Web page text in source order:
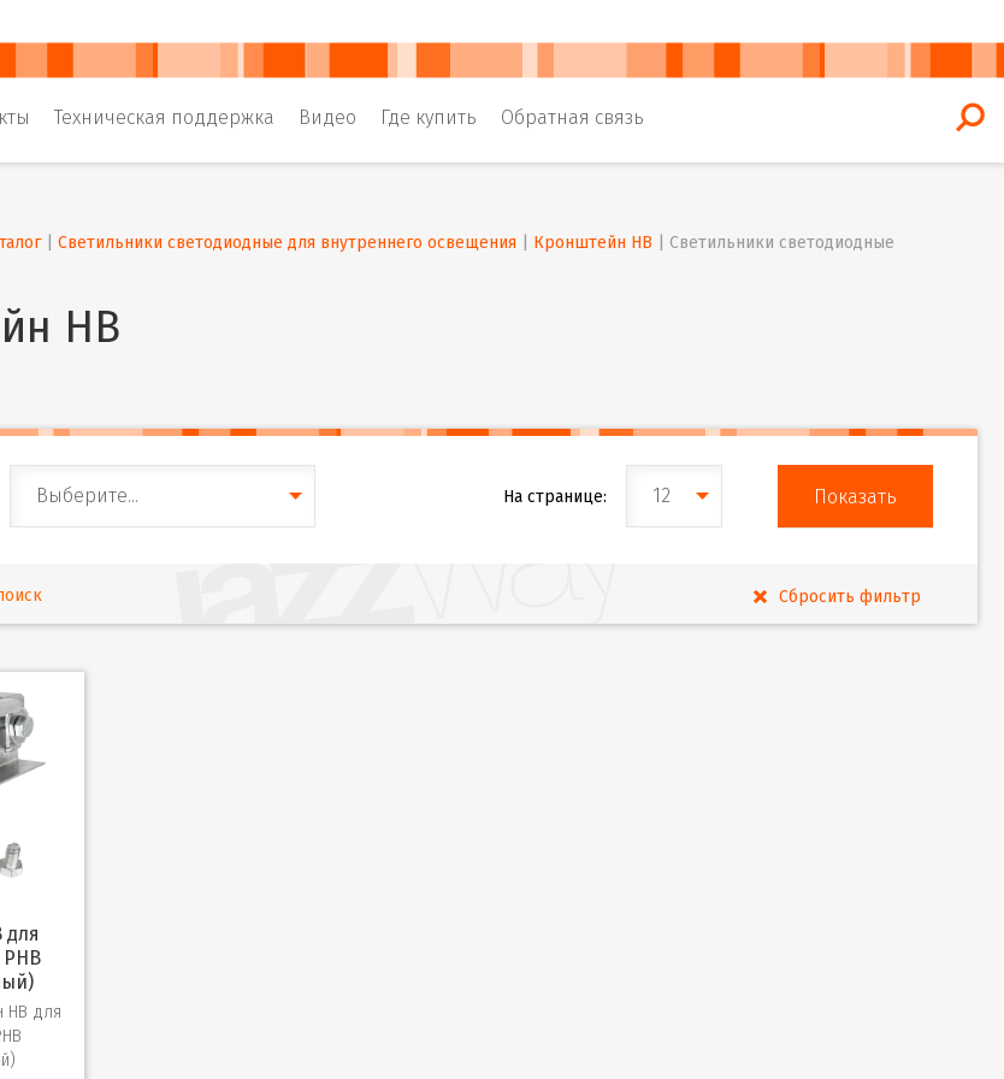
Техническая поддержка Видео Где купить Обратная связь
| Светильники светодиодные для внутреннего освещения Кронштейн HB
Светильники светодиодные
HB
Выберите... На странице: 12
HB для